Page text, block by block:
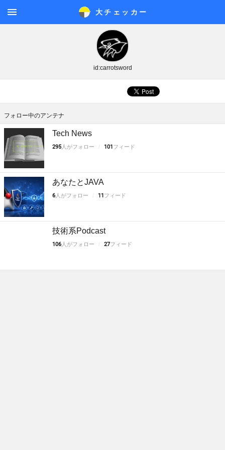
大チェッカ ー
メニ
id:carrotsword
フォロー中のアンテナ
Tech News
295人がフォロー 101フィード
あなたとJAVA
6 人がフォロー 11フィード
技術系Podcast
106 人がフォロー 27フィード